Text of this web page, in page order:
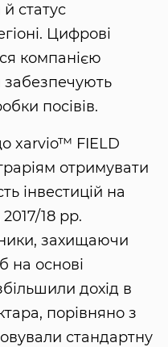
статус
Цифрові
компанією
забезпечують
посівів.
xarvio™ FIELD
отримувати
інвестицій на
18 рр.
захищаючи
на основі
дохід в
порівняно з
стандартну